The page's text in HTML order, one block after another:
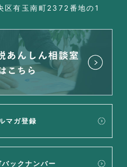
区有玉南町2372番地の1
マガ登録
ックナンバー